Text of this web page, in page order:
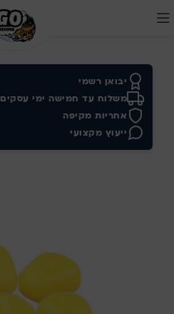
יבואן רשמי
משלוח עד חמישה ימי עסקים
אחריות מקיפה
ייעוץ מקצועי